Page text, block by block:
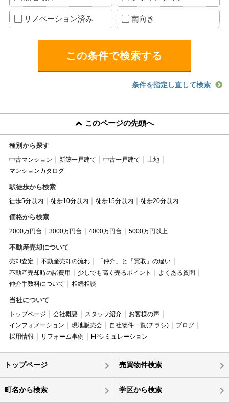
リノベーション済み 南向き
条件を指定し直して検索
このページの先頭へ
種別から探す
中古マンション 新築一戸建て 中古一戸建て
土地
マンションカタログ
駅徒歩から検索
徒歩5分以内 徒歩10分以内 徒歩15分以内 徒歩20分以内
価格から検索
2000万円台 3000万円台 4000万円台 5000万円以上
不動産売却について
売却査定 不動産売却の流れ
「仲介」と「買取」の違い
不動産売却時の諸費用
少しでも高く売るポイント
よくある質問
仲介手数料について
相続相談
当社について
トップページ 会社概要 スタッフ紹介
お客様の声
インフォメーション
現地販売会 自社物件一覧(チラシ)
ブログ
採用情報
リフォーム事例 FPシミュレーション
トップページ 売買物件検索
町名から検索 学区から検索